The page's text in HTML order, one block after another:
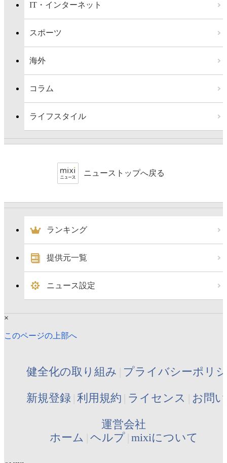
IT・インターネット
スポーツ
海外
コラム
ライフスタイル
ニューストップへ戻る
ランキング
提供元一覧
ニュース設定
×
このページの上部へ
健全化の取り組み プライバシーポリ
新規登録 利用規約 ライセンス お問
運営会社
ホーム ヘルプ mixiについて